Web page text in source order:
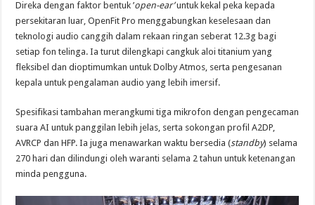
Direka dengan faktor bentuk ’open-ear’untuk kekal peka kepada
persekitaran luar, OpenFit Pro menggabungkan keselesaan dan
teknologi audio canggih dalam rekaan ringan seberat 12.3g bagi
setiap fon telinga. Ia turut dilengkapi cangkuk aloi titanium yang
fleksibel dan dioptimumkan untuk Dolby Atmos, serta pengesanan
kepala untuk pengalaman audio yang lebih imersif.
Spesifikasi tambahan merangkumi tiga mikrofon dengan pengecaman
suara AI untuk panggilan lebih jelas, serta sokongan profil A2DP,
AVRCP dan HFP. Ia juga menawarkan waktu bersedia (standby) selama
270 hari dan dilindungi oleh waranti selama 2 tahun untuk ketenangan
minda pengguna.